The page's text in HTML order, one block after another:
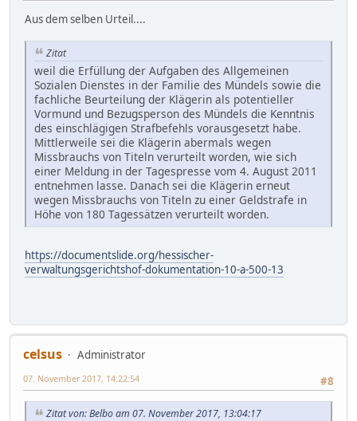
Aus dem selben Urteil....
Zitat
weil die Erfüllung der Aufgaben des Allgemeinen
Sozialen Dienstes in der Familie des Mündels sowie die
fachliche Beurteilung der Klägerin als potentieller
Vormund und Bezugsperson des Mündels die Kenntnis
des einschlägigen Strafbefehls vorausgesetzt habe.
Mittlerweile sei die Klägerin abermals wegen
Missbrauchs von Titeln verurteilt worden, wie sich
einer Meldung in der Tagespresse vom 4. August 2011
entnehmen lasse. Danach sei die Klägerin erneut
wegen Missbrauchs von Titeln zu einer Geldstrafe in
Höhe von 180 Tagessätzen verurteilt worden.
https://documentslide.org/hessischer-
verwaltungsgerichtshof-dokumentation-10-a-500-13
celsus
Administrator
#8
07. November 2017, 14:22:54
Zitat von: Belbo am 07. November 2017, 13:04:17